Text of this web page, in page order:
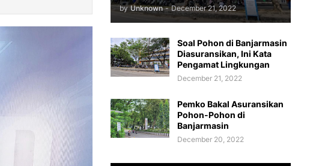
by Unknown - December 21, 2022
Soal Pohon di Banjarmasin
Diasuransikan, Ini Kata
Pengamat Lingkungan
December 21, 2022
Pemko Bakal Asuransikan
Pohon-Pohon di
Banjarmasin
December 20, 2022